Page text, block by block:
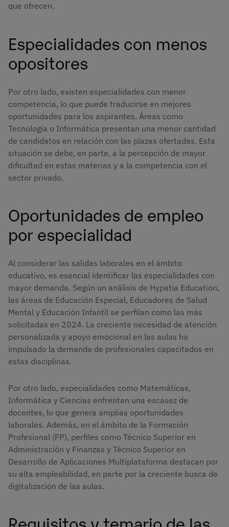
que ofrecen.
Especialidades con menos
opositores
Por otro lado, existen especialidades con menor
competencia, lo que puede traducirse en mejores
oportunidades para los aspirantes. Áreas como
Tecnología o Informática presentan una menor cantidad
de candidatos en relación con las plazas ofertadas. Esta
situación se debe, en parte, a la percepción de mayor
dificultad en estas materias y a la competencia con el
sector privado.
Oportunidades de empleo
por especialidad
Al considerar las salidas laborales en el ámbito
educativo, es esencial identificar las especialidades con
mayor demanda. Según un análisis de Hypatia Education,
las áreas de Educación Especial, Educadores de Salud
Mental y Educación Infantil se perfilan como las más
solicitadas en 2024. La creciente necesidad de atención
personalizada y apoyo emocional en las aulas ha
impulsado la demanda de profesionales capacitados en
estas disciplinas.
Por otro lado, especialidades como Matemáticas,
Informática y Ciencias enfrentan una escasez de
docentes, lo que genera amplias oportunidades
laborales. Además, en el ámbito de la Formación
Profesional (FP), perfiles como Técnico Superior en
Administración y Finanzas y Técnico Superior en
Desarrollo de Aplicaciones Multiplataforma destacan por
su alta empleabilidad, en parte por la creciente busca de
digitalización de las aulas.